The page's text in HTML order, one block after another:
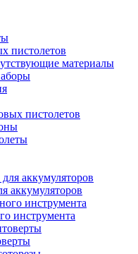
пистолетов
материалы
пистолетов
аккумуляторов
инструмента